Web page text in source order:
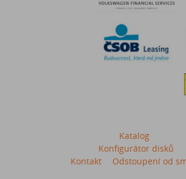
Katalog
Konfigurátor disků
Kontakt
Odstoupení od